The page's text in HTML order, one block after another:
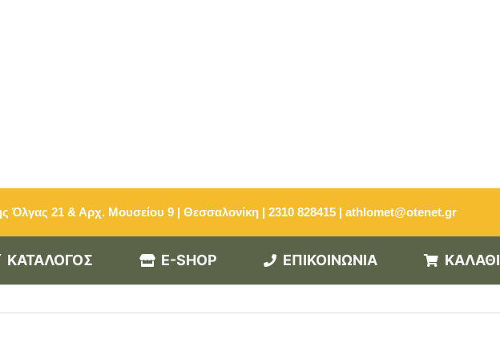
Όλγας 21 & Αρχ. Μουσείου 9 | Θεσσαλονίκη | 2310 828415 | athlomet@otenet.gr
ΚΑΤΑΛΟΓΟΣ E-SHOP ΕΠΙΚΟΙΝΩΝΙΑ ΚΑΛΑΘΙ